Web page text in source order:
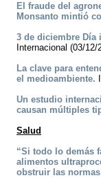
El fraude del
Monsanto mintió
3 de diciembre Día
Internacional (03/12/
La clave para
el medioambiente.
Un estudio
causan múltiples
Salud
“Si todo lo demás
alimentos
obstruir las